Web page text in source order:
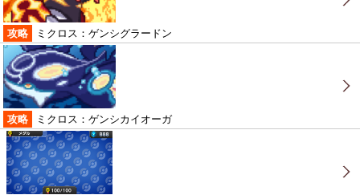
攻略 ミクロス：ゲンシグラードン
攻略 ミクロス：ゲンシカイオーガ